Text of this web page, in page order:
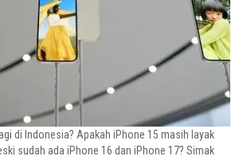
di Indonesia? Apakah iPhone 15 masih layak
sudah ada iPhone 16 dan iPhone 17? Simak